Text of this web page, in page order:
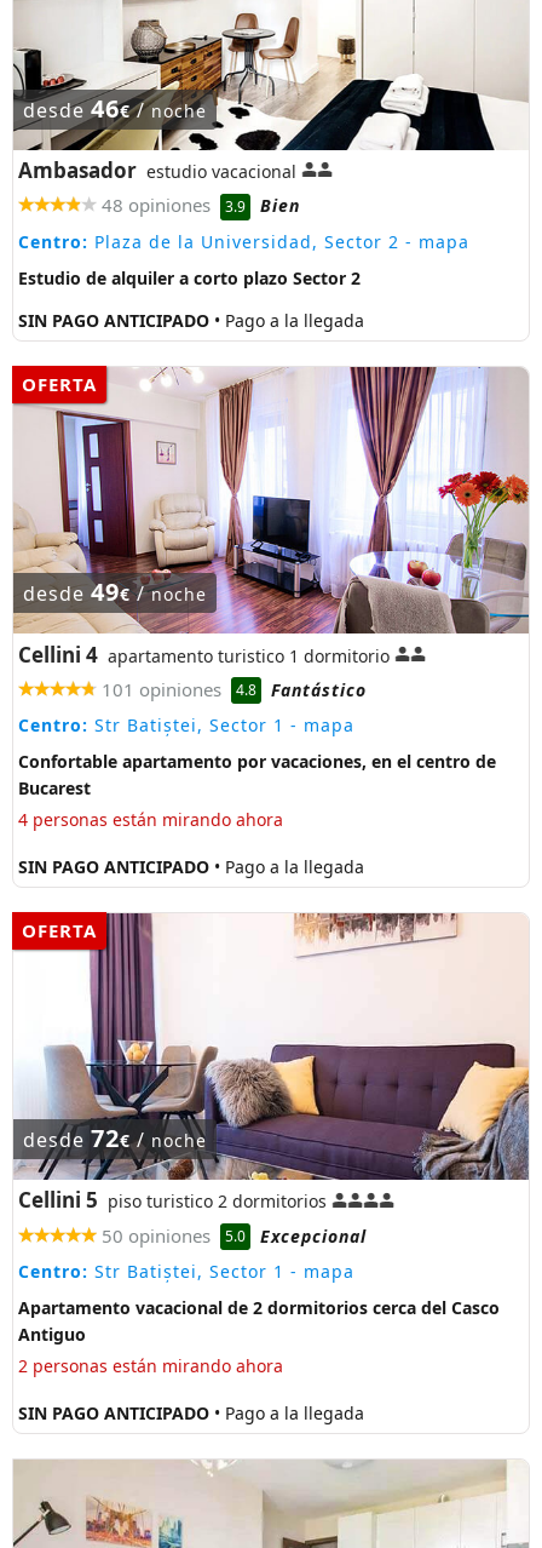
desde46€/noche
Ambasador estudio vacacional
48 opiniones 3.9
Bien
Centro: Plaza de la Universidad, Sector 2 - mapa
Estudio de alquiler a corto plazo Sector 2
SIN PAGO ANTICIPADO • Pago a la llegada
OFERTA
desde 49€/noche
Cellini 4 apartamento turistico 1 dormitorio
101 opiniones 4.8
Fantástico
Centro: Str Batiștei, Sector 1 - mapa
Confortable apartamento por vacaciones, en el centro de
Bucarest
4 personas están mirando ahora
SIN PAGO ANTICIPADO • Pago a la llegada
OFERTA
desde 72€/ noche
Cellini 5 piso turistico 2 dormitorios
50 opiniones 5.0
Excepcional
Centro: Str Batiștei, Sector 1 - mapa
Apartamento vacacional de 2 dormitorios cerca del Casco
Antiguo
2 personas están mirando ahora
SIN PAGO ANTICIPADO • Pago a la llegada